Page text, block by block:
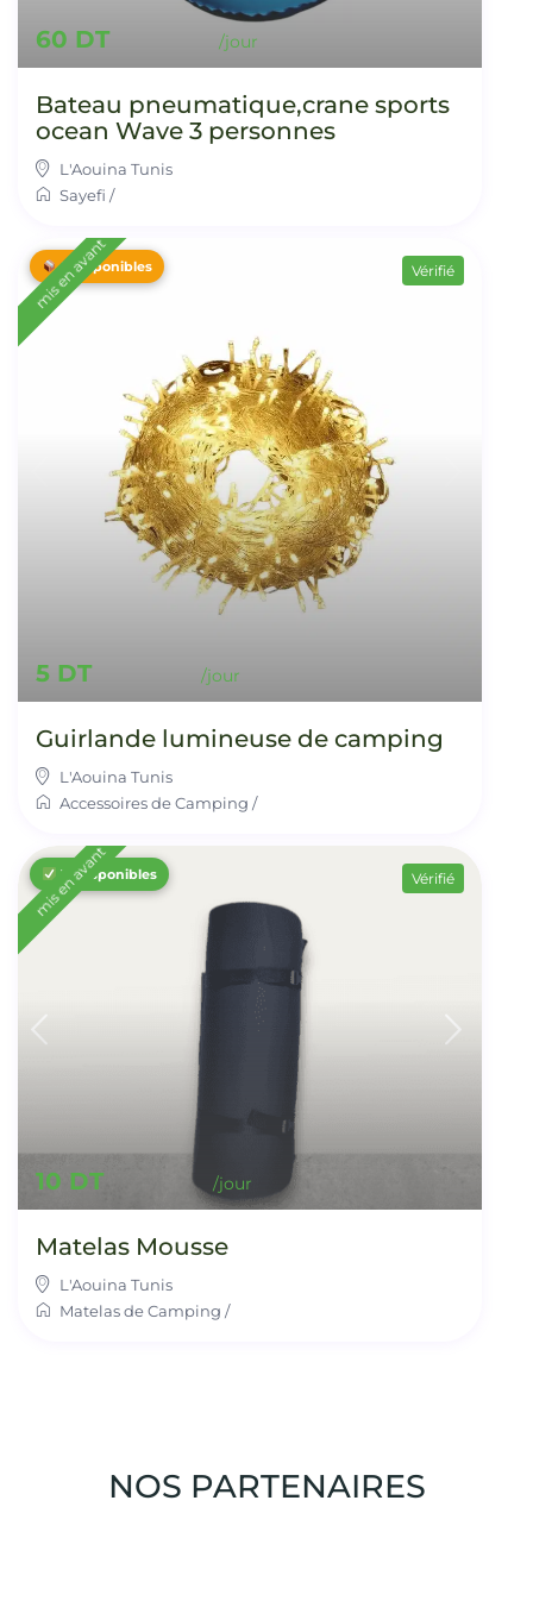
60 DT
Bateau pneumatique,crane sports
ocean Wave 3 personnes
L'Aouina Tunis
Sayefi /
5 DT
5 disponibles
mis en avant Vérifié
Guirlande lumineuse de camping
L'Aouina Tunis
Accessoires de Camping /
10 DT
15 disponibles
mis en avant Vérifié
Matelas Mousse
L'Aouina Tunis
Matelas de Camping /
NOS PARTENAIRES